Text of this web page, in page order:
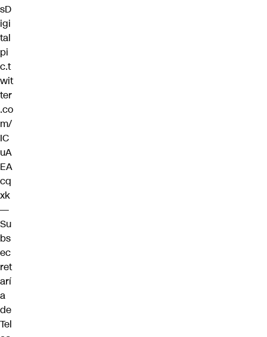
sD
igi
tal
pi
c.t
wit
ter
.co
m/
IC
uA
EA
cq
xk
—
Su
bs
ec
ret
arí
a
de
Tel